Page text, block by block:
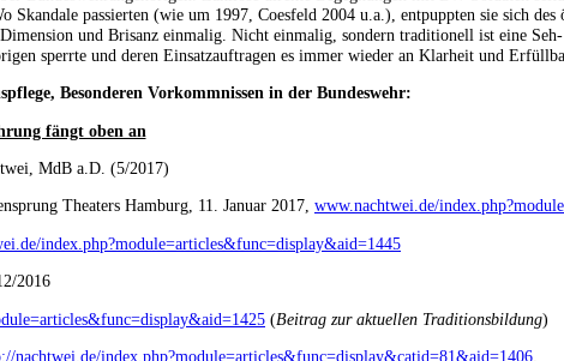
passierten (wie um 1997, Coesfeld 2004 u.a.), entpuppten sie sich
und Brisanz einmalig. Nicht einmalig, sondern traditionell ist eine
sperrte und deren Einsatzauftragen es immer wieder an Klarheit und
Besonderen Vorkommnissen in der Bundeswehr:
fängt oben an
MdB a.D. (5/2017)
Theaters Hamburg, 11. Januar 2017, www.nachtwei.de/
index.php?module=articles&func=display&aid=1445
2016
(Beitrag zur aktuellen Traditionsbildung)
nachtwei.de/index.php?module=articles&func=display&catid=81&aid=1406